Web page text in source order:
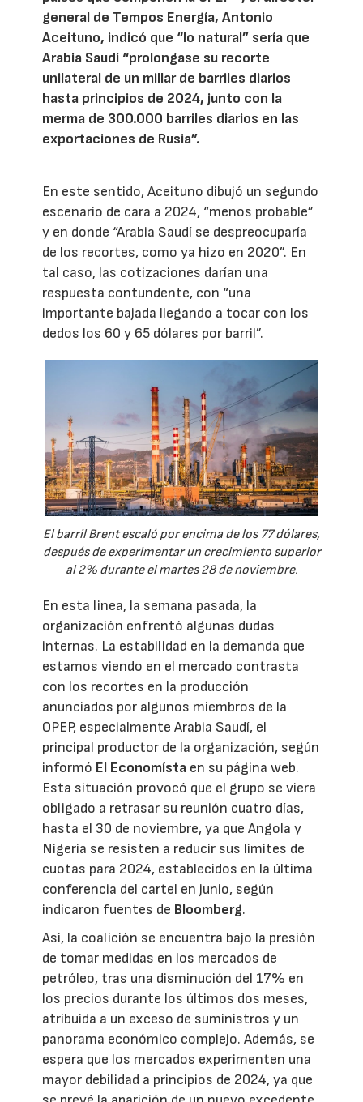
general de Tempos Energía, Antonio
Aceituno, indicó que “lo natural” sería que
Arabia Saudí “prolongase su recorte
unilateral de un millar de barriles diarios
hasta principios de 2024, junto con la
merma de 300.000 barriles diarios en las
exportaciones de Rusia”.
En este sentido, Aceituno dibujó un segundo
escenario de cara a 2024, “menos probable”
y en donde “Arabia Saudí se despreocuparía
de los recortes, como ya hizo en 2020”. En
tal caso, las cotizaciones darían una
respuesta contundente, con “una
importante bajada llegando a tocar con los
dedos los 60 y 65 dólares por barril”.
El barril Brent escaló por encima de los 77 dólares,
después de experimentar un crecimiento superior
al 2% durante el martes 28 de noviembre.
En esta linea, la semana pasada, la
organización enfrentó algunas dudas
internas. La estabilidad en la demanda que
estamos viendo en el mercado contrasta
con los recortes en la producción
anunciados por algunos miembros de la
OPEP, especialmente Arabia Saudí, el
principal productor de la organización, según
informó El Economísta en su página web.
Esta situación provocó que el grupo se viera
obligado a retrasar su reunión cuatro días,
hasta el 30 de noviembre, ya que Angola y
Nigeria se resisten a reducir sus límites de
cuotas para 2024, establecidos en la última
conferencia del cartel en junio, según
indicaron fuentes de Bloomberg.
Así, la coalición se encuentra bajo la presión
de tomar medidas en los mercados de
petróleo, tras una disminución del 17% en
los precios durante los últimos dos meses,
atribuida a un exceso de suministros y un
panorama económico complejo. Además, se
espera que los mercados experimenten una
mayor debilidad a principios de 2024, ya que